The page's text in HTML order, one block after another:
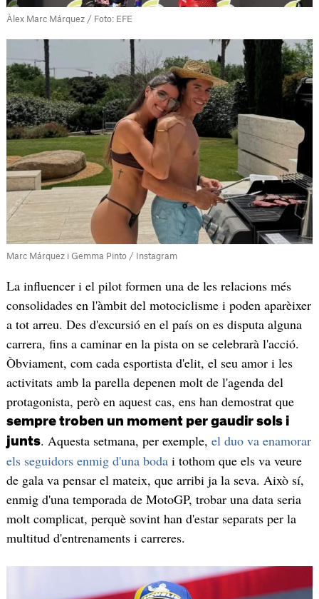
Àlex Marc Márquez / Foto: EFE
Marc Márquez i Gemma Pinto / Instagram
La influencer i el pilot formen una de les relacions més
consolidades en l'àmbit del motociclisme i poden aparèixer
a tot arreu. Des d'excursió en el país on es disputa alguna
carrera, fins a caminar en la pista on se celebrarà l'acció.
Òbviament, com cada esportista d'elit, el seu amor i les
activitats amb la parella depenen molt de l'agenda del
protagonista, però en aquest cas, ens han demostrat que
sempre troben un moment per gaudir sols i
junts. Aquesta setmana, per exemple, el duo va enamorar
els seguidors enmig d'una bodai tothom que els va veure
de gala va pensar el mateix, que arribi ja la seva. Això sí,
enmig d'una temporada de MotoGP, trobar una data seria
molt complicat, perquè sovint han d'estar separats per la
multitud d'entrenaments i carreres.